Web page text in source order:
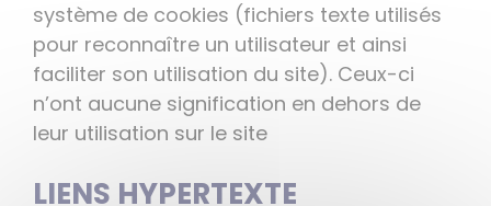
système de cookies (fichiers texte utilisés
pour reconnaître un utilisateur et ainsi
faciliter son utilisation du site). Ceux-ci
n’ont aucune signification en dehors de
leur utilisation sur le site
LIENS HYPERTEXTE